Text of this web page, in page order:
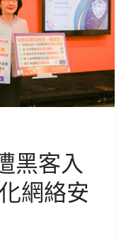
黑客入
網絡安